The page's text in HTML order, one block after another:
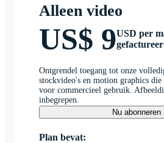
Alleen video
US$ 9USD per
Ontgrendel toegang tot onze
stockvideo's en motion graphics
voor commercieel gebruik.
inbegrepen.
Nu abonneren
Plan bevat: